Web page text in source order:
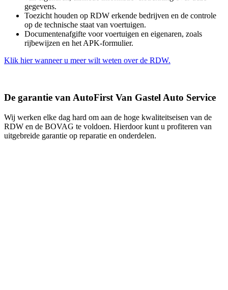
gegevens.
Toezicht houden op RDW erkende bedrijven en de controle
op de technische staat van voertuigen.
Documentenafgifte voor voertuigen en eigenaren, zoals
rijbewijzen en het APK-formulier.
Klik hier wanneer u meer wilt weten over de RDW.
De garantie van AutoFirst Van Gastel Auto Service
Wij werken elke dag hard om aan de hoge kwaliteitseisen van de
RDW en de BOVAG te voldoen. Hierdoor kunt u profiteren van
uitgebreide garantie op reparatie en onderdelen.